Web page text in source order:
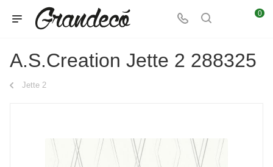
0
A.S.Creation Jette 2 288325
Jette 2